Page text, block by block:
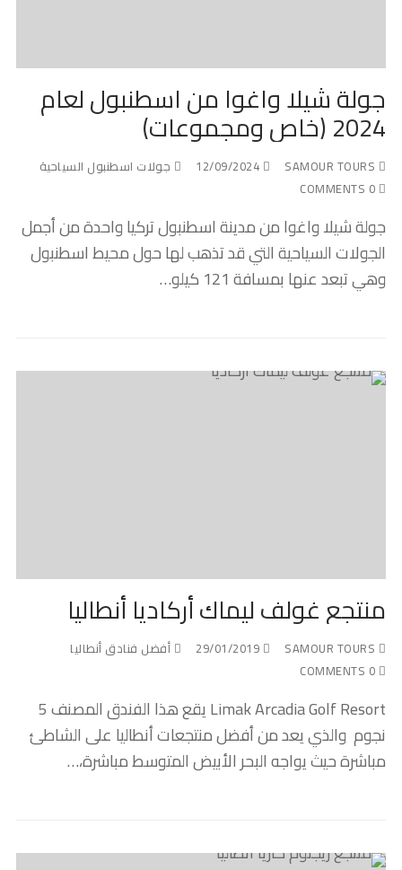
جولة شيلا واغوا من اسطنبول لعام
2024 (خاص ومجموعات)
12/09/2024
جولات اسطنبول السياحية
جولة شيلا واغوا من مدينة اسطنبول تركيا واحدة من أجمل
الجولات السياحية التي قد تذهب لها حول محيط اسطنبول
وهي تبعد عنها بمسافة 121 كيلو…
منتجع غولف ليماك أركاديا أنطاليا
29/01/2019
أفضل فنادق أنطاليا
Limak Arcadia Golf Resort يقع هذا الفندق المصنف 5
نجوم والذي يعد من أفضل منتجعات أنطاليا على الشاطئ
مباشرة حيث يواجه البحر الأبيض المتوسط مباشرة،…